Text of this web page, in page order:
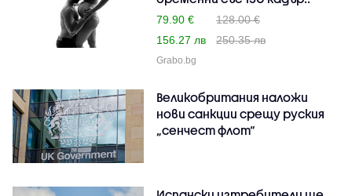
79.90 €
128.00 €
156.27 лв
250.35 лв
Grabo.bg
Великобритания наложи
нови санкции срещу руския
„сенчест флот“